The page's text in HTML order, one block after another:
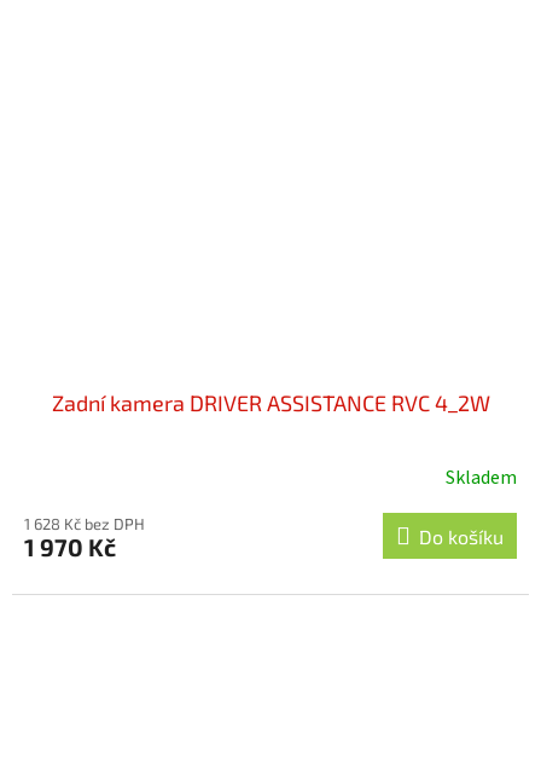
Zadní kamera DRIVER ASSISTANCE RVC 4_2W
Skladem
1 628 Kč bez DPH
1 970 Kč Do košíku